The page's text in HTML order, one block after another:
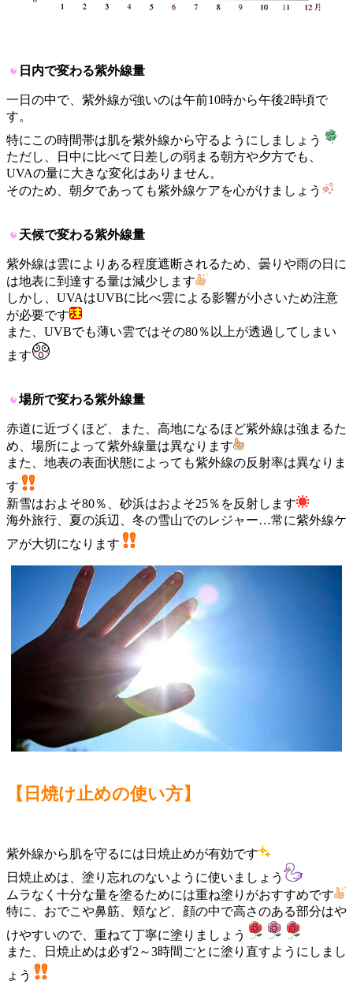
日内で変わる紫外線量
一日の中で、紫外線が強いのは午前10時から午後2時頃で
す。
特にこの時間帯は肌を紫外線から守るようにしましょう
ただし、日中に比べて日差しの弱まる朝方や夕方でも、
UVAの量に大きな変化はありません。
そのため、朝夕であっても紫外線ケアを心がけましょう
天候で変わる紫外線量
紫外線は雲によりある程度遮断されるため、曇りや雨の日に
は地表に到達する量は減少します
しかし、UVAはUVBに比べ雲による影響が小さいため注意
が必要です
また、UVBでも薄い雲ではその80％以上が透過してしまい
ます
場所で変わる紫外線量
赤道に近づくほど、また、高地になるほど紫外線は強まるた
め、場所によって紫外線量は異なります
また、地表の表面状態によっても紫外線の反射率は異なりま
す
新雪はおよそ80％、砂浜はおよそ25％を反射します
海外旅行、夏の浜辺、冬の雪山でのレジャー…常に紫外線ケ
アが大切になります
【日焼け止めの使い方】
紫外線から肌を守るには日焼止めが有効です
日焼止めは、塗り忘れのないように使いましょう
ムラなく十分な量を塗るためには重ね塗りがおすすめです
特に、おでこや鼻筋、頬など、顔の中で高さのある部分はや
けやすいので、重ねて丁寧に塗りましょう
また、日焼止めは必ず2～3時間ごとに塗り直すようにしまし
ょう